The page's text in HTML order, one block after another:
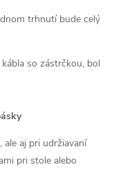
trhnutí bude celý
so zástrčkou, bol
ale aj pri udržiavaní
pri stole alebo